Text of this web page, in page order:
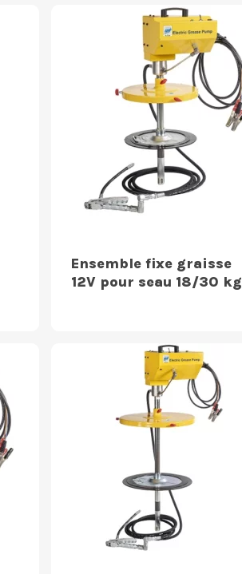
Ensemble fixe graisse
12V pour seau 18/30 kg